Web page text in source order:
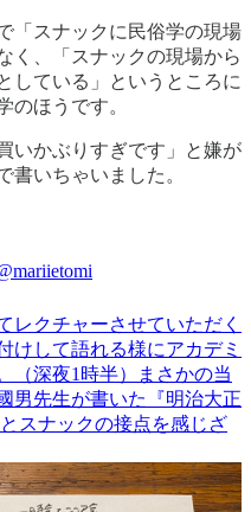
「スナックに民俗学の現場
く、「スナックの現場から
している」というところに
のほうです。
いかぶりすぎです」と嫌が
書いちゃいました。
レクチャーさせていただく
けして語れる様にアカデミ
（深夜1時半）まさかの当
男先生が書いた『明治大正
スナックの接点を感じざ